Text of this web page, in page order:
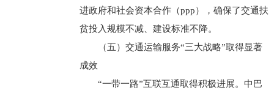
进政府和社会资本合作（ppp），确保了交通扶
贫投入规模不减、建设标准不降。
（五）交通运输服务“三大战略”取得显著
成效
“一带一路”互联互通取得积极进展。中巴